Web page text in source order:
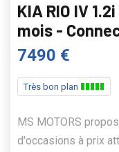
KIA RIO IV
mois -
7490 €
Très bon plan
MS MOTORS
d'occasions à prix